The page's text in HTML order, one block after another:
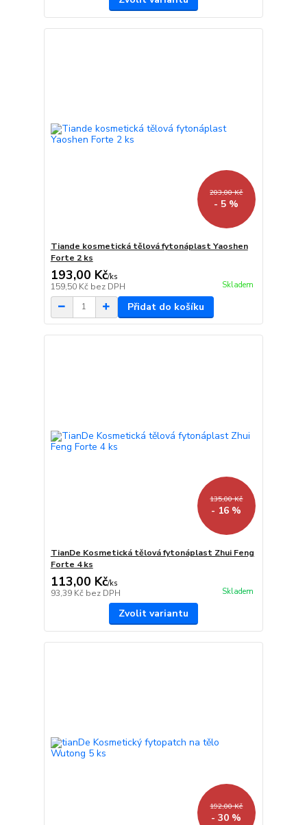
203,00 Kč
- 5 %
Tiande kosmetická tělová fytonáplast Yaoshen
Forte 2 ks
193,00 Kč/ks
159,50 Kč bez DPH Skladem
Přidat do košíku
135,00 Kč
- 16 %
TianDe Kosmetická tělová fytonáplast Zhui Feng
Forte 4 ks
113,00 Kč/ks
93,39 Kč bez DPH Skladem
Zvolit variantu
192,00 Kč
- 30 %